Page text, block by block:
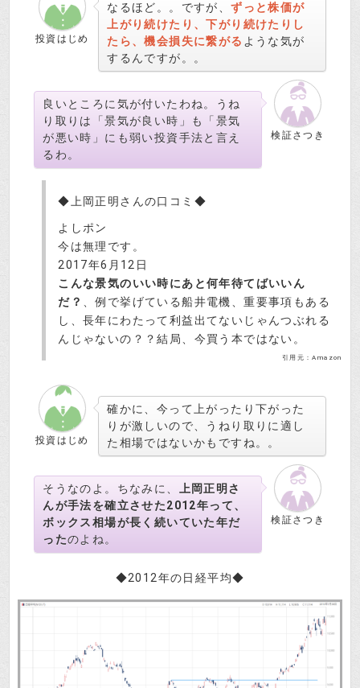
投資はじめ
なるほど。。ですが、ずっと株価が
上がり続けたり、下がり続けたりし
たら、機会損失に繋がる ような気が
するんですが。。
検証さつき
良いところに気が付いたわね。うね
り取りは「景気が良い時」も「景気
が悪い時」にも弱い投資手法と言え
るわ。
◆上岡正明さんの口コミ◆
よしポン
今は無理です。
2017年6月12日
こんな景気のいい時にあと何年待てばいいん
だ？ 、例で挙げている船井電機、重要事項もある
し、長年にわたって利益出てないじゃんつぶれる
んじゃないの？？結局、今買う本ではない。
引用元：Amazon
投資はじめ
確かに、今って上がったり下がった
りが激しいので、うねり取りに適し
た相場ではないかもですね。。
検証さつき
そうなのよ。ちなみに、 上岡正明さ
んが手法を確立させた2012年って、
ボックス相場が長く続いていた年だ
ったのよね。
◆2012年の日経平均◆